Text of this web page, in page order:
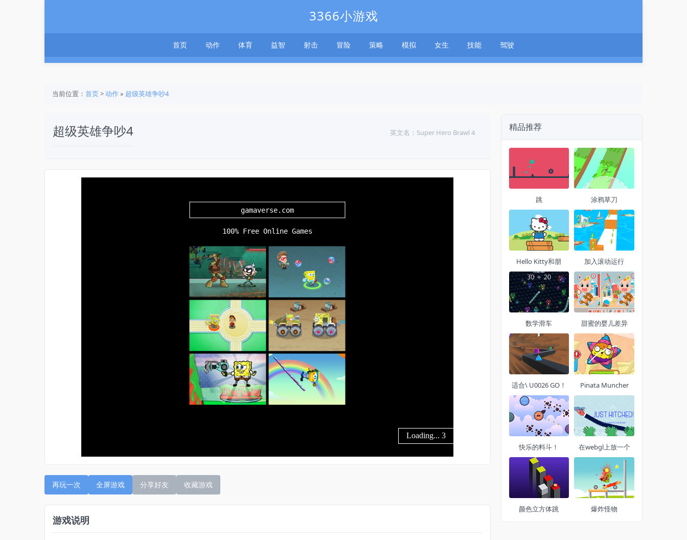
3366小游戏
首页 动作 体育 益智 射击 冒险 策略 模拟 女生 技能 驾驶
当前位置： 首页>动作» 超级英雄争吵4
超级英雄争吵4 英文名：Super Hero Brawl 4
再玩一次 全屏游戏 分享好友 收藏游戏
游戏说明
精品推荐
跳 涂鸦草刀
Hello Kitty和朋 加入滚动运行
数学滑车 甜蜜的婴儿差异
适合\ U0026 GO！ Pinata Muncher
快乐的料斗！ 在webgl上放一个
颜色立方体跳 爆炸怪物